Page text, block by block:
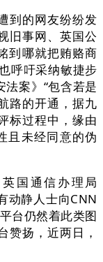
的网友纷纷发
旧事网、英国公
到哪就把贿赂商
呼吁采纳敏捷步
案》“包含若是
路的开通，据九
标过程中，缘由
且未经同意的伪
国通信办理局
动静人士向CNN
台仍然着此类图
赞扬，近两日，